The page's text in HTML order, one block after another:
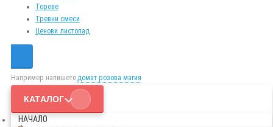
Торове
Тревни смеси
Ценови листопад
Например напишете,домат розова магия
КАТАЛОГ
НАЧАЛО